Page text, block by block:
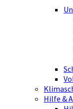
Hilfe &